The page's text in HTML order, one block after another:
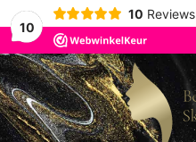
10
10 Reviews